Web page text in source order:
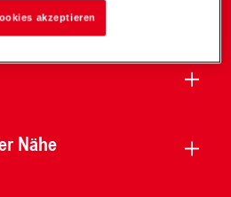
Nähe
akzeptieren